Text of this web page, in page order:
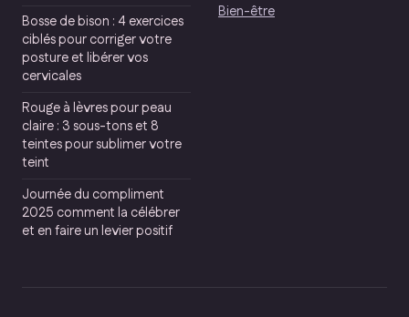
Bosse de bison : 4 exercices
ciblés pour corriger votre
posture et libérer vos
cervicales
Rouge à lèvres pour peau
claire : 3 sous-tons et 8
teintes pour sublimer votre
teint
Journée du compliment
2025 comment la célébrer
et en faire un levier positif
Bien-être